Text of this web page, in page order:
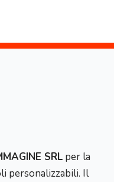
SRL per la
personalizzabili. Il